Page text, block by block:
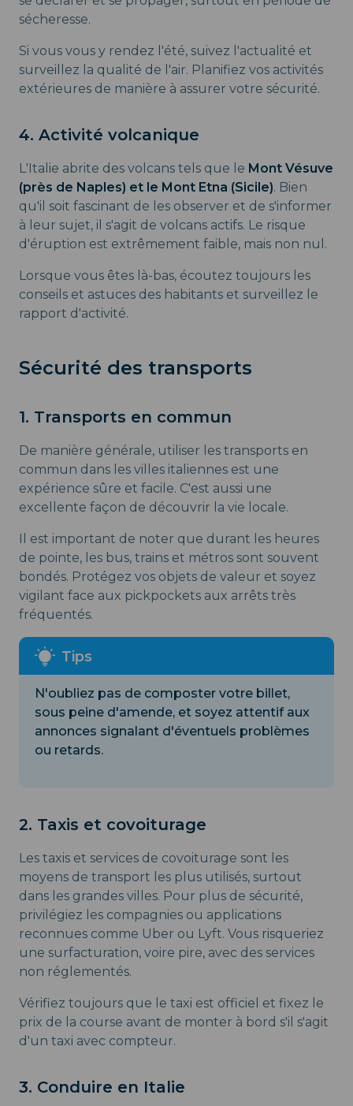
sécheresse.
Si vous vous y rendez l'été, suivez l'actualité et
surveillez la qualité de l'air. Planifiez vos activités
extérieures de manière à assurer votre sécurité.
4. Activité volcanique
L'Italie abrite des volcans tels que le Mont Vésuve
(près de Naples) et le Mont Etna (Sicile). Bien
qu'il soit fascinant de les observer et de s'informer
à leur sujet, il s'agit de volcans actifs. Le risque
d'éruption est extrêmement faible, mais non nul.
Lorsque vous êtes là-bas, écoutez toujours les
conseils et astuces des habitants et surveillez le
rapport d'activité.
Sécurité des transports
1. Transports en commun
De manière générale, utiliser les transports en
commun dans les villes italiennes est une
expérience sûre et facile. C'est aussi une
excellente façon de découvrir la vie locale.
Il est important de noter que durant les heures
de pointe, les bus, trains et métros sont souvent
bondés. Protégez vos objets de valeur et soyez
vigilant face aux pickpockets aux arrêts très
fréquentés.
N'oubliez pas de composter votre billet,
sous peine d'amende, et soyez attentif aux
annonces signalant d'éventuels problèmes
ou retards.
2. Taxis et covoiturage
Les taxis et services de covoiturage sont les
moyens de transport les plus utilisés, surtout
dans les grandes villes. Pour plus de sécurité,
privilégiez les compagnies ou applications
reconnues comme Uber ou Lyft. Vous risqueriez
une surfacturation, voire pire, avec des services
non réglementés.
Vérifiez toujours que le taxi est officiel et fixez le
prix de la course avant de monter à bord s'il s'agit
d'un taxi avec compteur.
3. Conduire en Italie